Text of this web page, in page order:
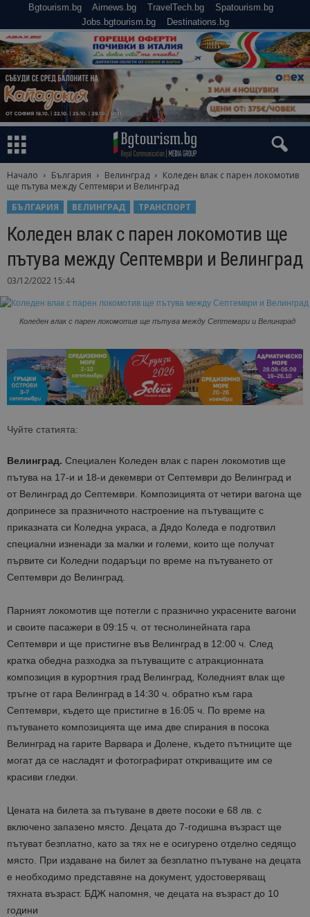
Bgtourism.bg Airnews.bg TravelTech.bg
Spatourism.bg
Jobs.bgtourism.bg
Destinations.bg
Начало България Велинград
Коледен влак с парен локомотив
ще пътува между Септември и Велинград
БЪЛГАРИЯ
ВЕЛИНГРАД ТРАНСПОРТ
Коледен влак с парен локомотив ще
пътува между Септември и Велинград
03/12/2022 15:44
Коледен влак с парен локомотив ще пътува между Септември и Велинград
Чуйте статията:
Велинград. Специален Коледен влак с парен локомотив ще
пътува на 17-и и 18-и декември от Септември до Велинград и
от Велинград до Септември. Композицията от четири вагона ще
допринесе за празничното настроение на пътуващите с
приказната си Коледна украса, а Дядо Коледа е подготвил
специални изненади за малки и големи, които ще получат
първите си Коледни подаръци по време на пътуването от
Септември до Велинград.
Парният локомотив ще потегли с празнично украсените вагони
и своите пасажери в 09:15 ч. от теснолинейната гара
Септември и ще пристигне във Велинград в 12:00 ч. След
кратка обедна разходка за пътуващите с атракционната
композиция в курортния град Велинград, Коледният влак ще
тръгне от гара Велинград в 14:30 ч. обратно към гара
Септември, където ще пристигне в 16:05 ч. По време на
пътуването композицията ще има две спирания в посока
Велинград на гарите Варвара и Долене, където пътниците ще
могат да се насладят и фотографират откриващите им се
красиви гледки.
Цената на билета за пътуване в двете посоки е 68 лв. с
включено запазено място. Децата до 7-годишна възраст ще
пътуват безплатно, като за тях не е осигурено отделно седящо
място. При издаване на билет за безплатно пътуване на децата
е необходимо представяне на документ, удостоверяващ
тяхната възраст. БДЖ напомня, че децата на възраст до 10
години